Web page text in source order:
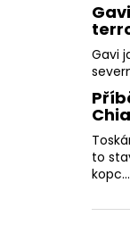
Gavi
to
kopc...